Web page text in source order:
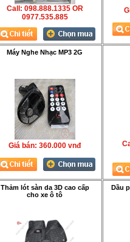
Call: 098.888.1335 OR
0977.535.885
Máy Nghe Nhạc MP3 2G
Giá bán: 360.000 vnđ
Thảm lót sàn da 3D cao cấp
cho xe ô tô
Dầu